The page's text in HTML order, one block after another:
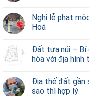
Nghi lễ phạt
Hoá
Đất tựa núi – Bí
hòa với địa hình
Địa thế đất gần
sao thì hợp lý